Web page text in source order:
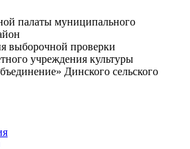
палаты муниципального
район
выборочной проверки
учреждения культуры
Динского сельского